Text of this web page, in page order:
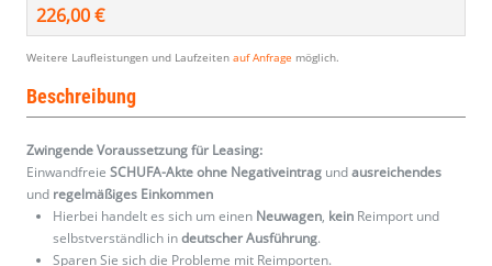
226,00 €
Weitere Laufleistungen und Laufzeiten auf Anfrage möglich.
Beschreibung
Zwingende Voraussetzung für Leasing:
Einwandfreie SCHUFA-Akte ohne Negativeintrag undausreichendes
und regelmäßiges Einkommen
Hierbei handelt es sich um einen Neuwagen, kein Reimport und
selbstverständlich indeutscher Ausführung.
Sparen Sie sich die Probleme mit Reimporten.